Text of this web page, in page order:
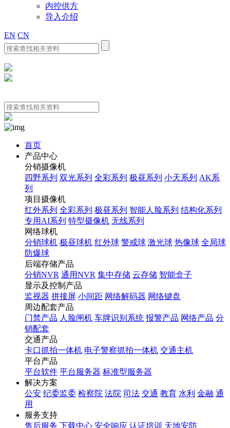
内控供方
导入介绍
EN CN
首页
产品中心
分销摄像机
四野系列 双光系列 全彩系列 极昼系列 小天系列 AK系
列
项目摄像机
红外系列 全彩系列 极昼系列 智能人脸系列 结构化系列
专用AI系列 特型摄像机 无线系列
网络球机
分销球机 极昼球机 红外球 警戒球 激光球 热像球 全局球
防爆球
后端存储产品
分销NVR 通用NVR 集中存储 云存储 智能盒子
显示及控制产品
监视器 拼接屏 小间距 网络解码器 网络键盘
周边配套产品
门禁产品 人脸闸机 车牌识别系统 报警产品 网络产品 分
销配套
交通产品
卡口抓拍一体机 电子警察抓拍一体机 交通主机
平台产品
平台软件 平台服务器 标准型服务器
解决方案
公安 纪委监委 检察院 法院 司法 交通 教育 水利 金融 通
用
服务支持
售后服务 下载中心 安全响应 认证培训 天地安防